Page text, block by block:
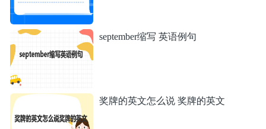
september缩写 英语例句
奖牌的英文怎么说 奖牌的英文